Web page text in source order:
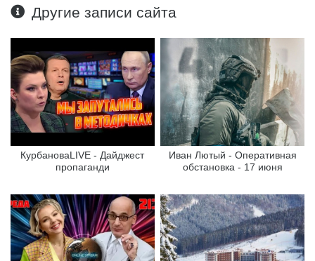
Другие записи сайта
КурбановаLIVE - Дайджест
пропаганди
Иван Лютый - Оперативная
обстановка - 17 июня